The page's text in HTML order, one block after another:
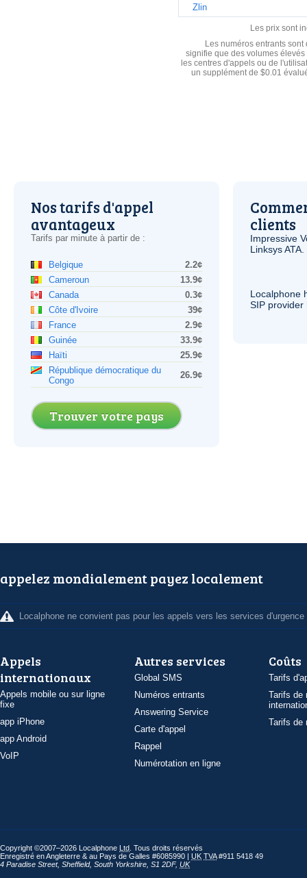
Zlin
Les prix sont
Les numéros entrants
signifie que des volumes
les centres d'appels ou de
un supplément de $0.01
Nos tarifs d'appel
avantageux
Tarifs par minute à partir de :
Belgique
2.2¢
Cameroun
13.9¢
Canada
0.3¢
Côte d'Ivoire
39¢
France
2.9¢
Guinée
33.9¢
Haïti
25.9¢
République démocratique du
Congo
26.9¢
Trouver votre pays
clients
Impressive
LinksysATA
Localphone
SIP provider
appelez mondialement payez localement
Localphone ne convient pas pour les appels vers les services d'urgence
Appels
internationaux
Appels mobile ou sur ligne
fixe
app iPhone
app Android
VoIP
Autres services
Global SMS
Numéros entrants
Answering Service
Carte d'appel
Rappel
Numérotation en ligne
Coûts
Tarifs
Tarifs de
Tarifs de
Copyright ©2007–2026 Localphone Ltd . Tous droits réservés
Enregistré en Angleterre & au Pays de Galles #6085990 | UK TVA#911 5418 49
4 Paradise Street, Sheffield, South Yorkshire S1 2DF, UK